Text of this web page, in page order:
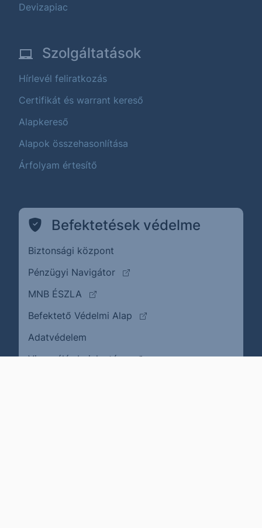
Devizapiac
Szolgáltatások
Hírlevél feliratkozás
Certifikát és warrant kereső
Alapkereső
Alapok összehasonlítása
Árfolyam értesítő
Befektetések védelme
Biztonsági központ
Pénzügyi Navigátor
(külső oldalra ugrik)
MNB ÉSZLA
(külső oldalra ugrik)
Befektető Védelmi Alap
(külső oldalra ugrik)
Adatvédelem
Visszaélés bejelentése(külső oldalra ugrik)